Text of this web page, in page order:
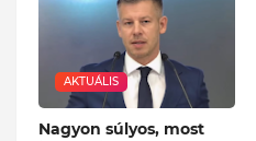
AKTUÁLIS
Nagyon súlyos, most